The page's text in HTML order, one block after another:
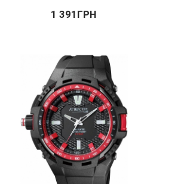
1 391 ГРН